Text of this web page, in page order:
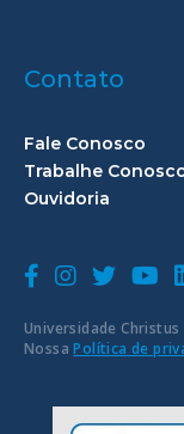
Universidade
NossaPolítica de
Contato
Fale Conosco
Trabalhe
Ouvidoria